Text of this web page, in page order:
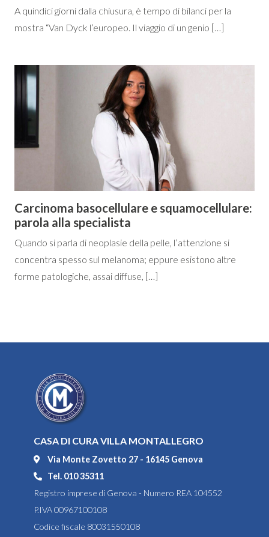
A quindici giorni dalla chiusura, è tempo di bilanci per la
mostra “Van Dyck l’europeo. Il viaggio di un genio […]
Carcinoma basocellulare e squamocellulare:
parola alla specialista
Quando si parla di neoplasie della pelle, l’attenzione si
concentra spesso sul melanoma; eppure esistono altre
forme patologiche, assai diffuse, […]
CASA DI CURA VILLA MONTALLEGRO
Via Monte Zovetto 27 - 16145 Genova
Tel. 010 35311
Registro imprese di Genova - Numero REA 104552
P.IVA 00967100108
Codice fiscale 80031550108